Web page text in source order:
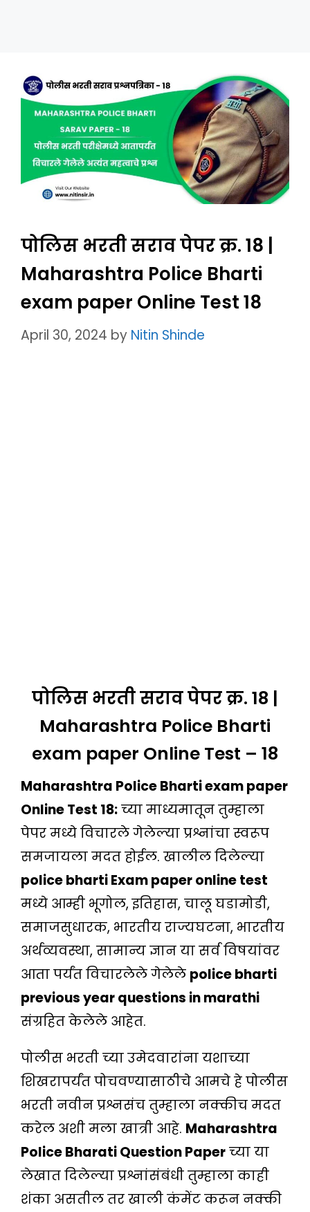
पोलिस भरती सराव पेपर क्र. 18 |
Maharashtra Police Bharti
exam paper Online Test 18
April 30, 2024 by Nitin Shinde
पोलिस भरती सराव पेपर क्र. 18 |
Maharashtra Police Bharti
exam paper Online Test – 18
Maharashtra Police Bharti exam paper
Online Test 18:च्या माध्यमातून तुम्हाला
पेपर मध्ये विचारले गेलेल्या प्रश्नांचा स्वरूप
समजायला मदत होईल. खालील दिलेल्या
police bharti Exam paper online test
मध्ये आम्ही भूगोल, इतिहास, चालू घडामोडी,
समाजसुधारक, भारतीय राज्यघटना, भारतीय
अर्थव्यवस्था, सामान्य ज्ञान या सर्व विषयांवर
आता पर्यंत विचारलेले गेलेले police bharti
previous year questions in marathi
संग्रहित केलेले आहेत.
पोलीस भरती च्या उमेदवारांना यशाच्या
शिखरापर्यंत पोचवण्यासाठीचे आमचे हे पोलीस
भरती नवीन प्रश्नसंच तुम्हाला नक्कीच मदत
करेल अशी मला खात्री आहे. Maharashtra
Police Bharati Question Paperच्या या
लेखात दिलेल्या प्रश्नांसंबंधी तुम्हाला काही
शंका असतील तर खाली कंमेंट करून नक्की